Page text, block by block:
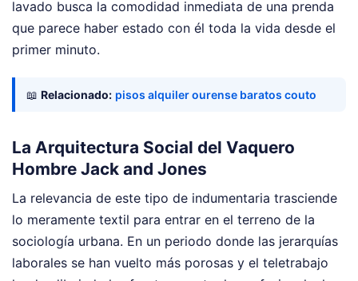
lavado busca la comodidad inmediata de una prenda
que parece haber estado con él toda la vida desde el
primer minuto.
📖 Relacionado: pisos alquiler ourense baratos couto
La Arquitectura Social del Vaquero
Hombre Jack and Jones
La relevancia de este tipo de indumentaria trasciende
lo meramente textil para entrar en el terreno de la
sociología urbana. En un periodo donde las jerarquías
laborales se han vuelto más porosas y el teletrabajo